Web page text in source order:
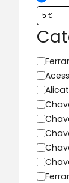
C
a
t
e
g
o
r
i
a